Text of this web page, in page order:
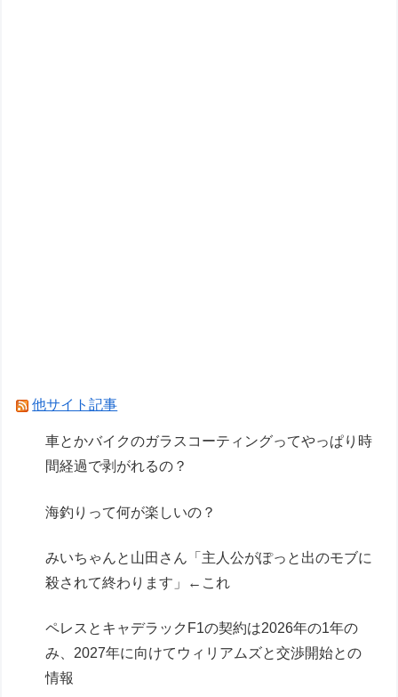
か？【再】
Powered by livedoor 相互RSS
他サイト記事
車とかバイクのガラスコーティングってやっぱり時
間経過で剥がれるの？
海釣りって何が楽しいの？
みいちゃんと山田さん「主人公がぽっと出のモブに
殺されて終わります」←これ
ペレスとキャデラックF1の契約は2026年の1年の
み、2027年に向けてウィリアムズと交渉開始との
情報